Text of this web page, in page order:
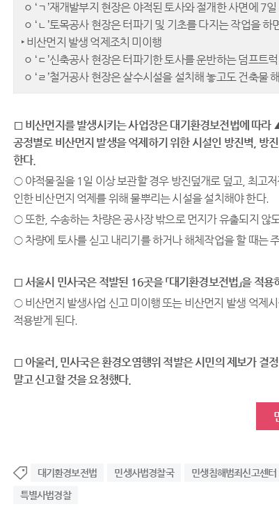
ㅇ ‘ㄱ’재개발부지 현장은 야적된 토사와 절개한 사면에 7
ㅇ ‘ㄴ’토목공사 현장은 터파기 및 기초를 다지는 작업을
‣ 비산먼지 발생 억제조치 미이행
ㅇ ‘ㄷ’신축공사 현장은 터파기한 토사를 운반하는 덤프트
ㅇ ‘ㄹ’철거공사 현장은 살수시설을 설치해 놓고도 건축
□ 비산먼지를 발생시키는 사업장은 대기환경보전법에 따라
공정별로 비산먼지 발생을 억제하기 위한 시설인 방진벽 방
한다.
○ 야적물질을 1일 이상 보관할 경우 방진덮개로 덮고, 최고
인한 비산먼지 억제를 위해 물뿌리는 시설을 설치해야 한다.
○ 또한, 수송하는 차량은 공사장 밖으로 먼지가 유출되지 않
○ 차량에 토사를 싣고 내리기를 하거나 해체작업을 할 때는
□ 서울시 민사국은 적발된 16곳을「대기환경보전법」을 적용
○ 비산먼지 발생사업 신고 미이행 또는 비산먼지 발생 억제
적용받게 된다.
□ 아울러 민사국은 환경오염행위 적발은 시민의 제보가 결
말고 신고할 것을 요청했다.
대기환경보전법 민생사법경찰국 민생침해범죄신고센터
특별사법경찰